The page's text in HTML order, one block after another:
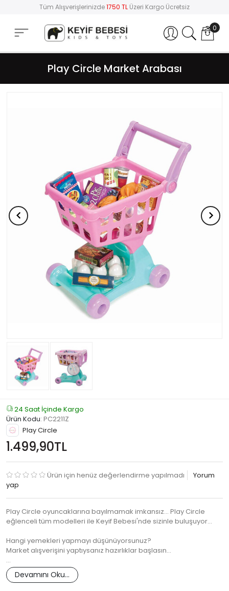
Tüm Alışverişlerinizde1750 TL Üzeri Kargo Ücretsiz
Hesabım 0
Play Circle Market Arabası
24 Saat İçinde Kargo
Ürün Kodu: PC2211Z
Play Circle
1.499,90TL
Ürün için henüz değerlendirme yapılmadı
Yorum
yap
Play Circle oyuncaklarına bayılmamak imkansız... Play Circle
eğlenceli tüm modelleri ile Keyif Bebesi'nde sizinle buluşuyor...
Hangi yemekleri yapmayı düşünüyorsunuz?
Market alışverişini yaptıysanız hazırlıklar başlasın...
…
Devamını Oku...